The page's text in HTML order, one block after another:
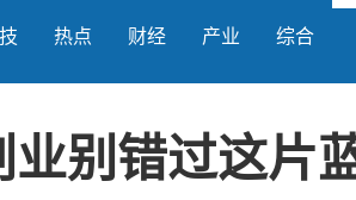
热点 财经 产业 综合
业别错过这片